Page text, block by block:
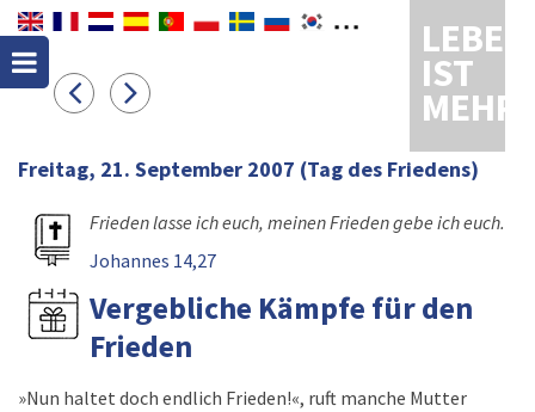
LEBEN
IST
MEHR
Freitag, 21. September 2007 (Tag des Friedens)
Frieden lasse ich euch, meinen Frieden gebe ich euch.
Johannes 14,27
Vergebliche Kämpfe für den
Frieden
»Nun haltet doch endlich Frieden!«, ruft manche Mutter